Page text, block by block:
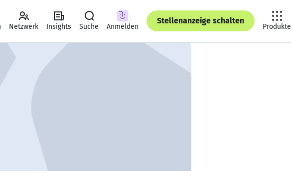
Netzwerk Insights Suche Anmelden
Stellenanzeige schalten
Produkte